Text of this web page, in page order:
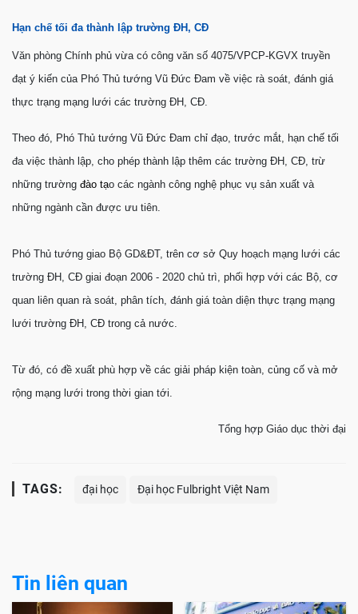
Hạn chế tối đa thành lập trường ĐH, CĐ
Văn phòng Chính phủ vừa có công văn số 4075/VPCP-KGVX truyền
đạt ý kiến của Phó Thủ tướng Vũ Đức Đam về việc rà soát, đánh giá
thực trạng mạng lưới các trường ĐH, CĐ.
Theo đó, Phó Thủ tướng Vũ Đức Đam chỉ đạo, trước mắt, hạn chế tối
đa việc thành lập, cho phép thành lập thêm các trường ĐH, CĐ, trừ
những trường đào tạo các ngành công nghệ phục vụ sản xuất và
những ngành cần được ưu tiên.
Phó Thủ tướng giao Bộ GD&ĐT, trên cơ sở Quy hoạch mạng lưới các
trường ĐH, CĐ giai đoạn 2006 - 2020 chủ trì, phối hợp với các Bộ, cơ
quan liên quan rà soát, phân tích, đánh giá toàn diện thực trạng mạng
lưới trường ĐH, CĐ trong cả nước.
Từ đó, có đề xuất phù hợp về các giải pháp kiện toàn, củng cố và mở
rộng mạng lưới trong thời gian tới.
Tổng hợp Giáo dục thời đại
TAGS: đại học Đại học Fulbright Việt Nam
Tin liên quan